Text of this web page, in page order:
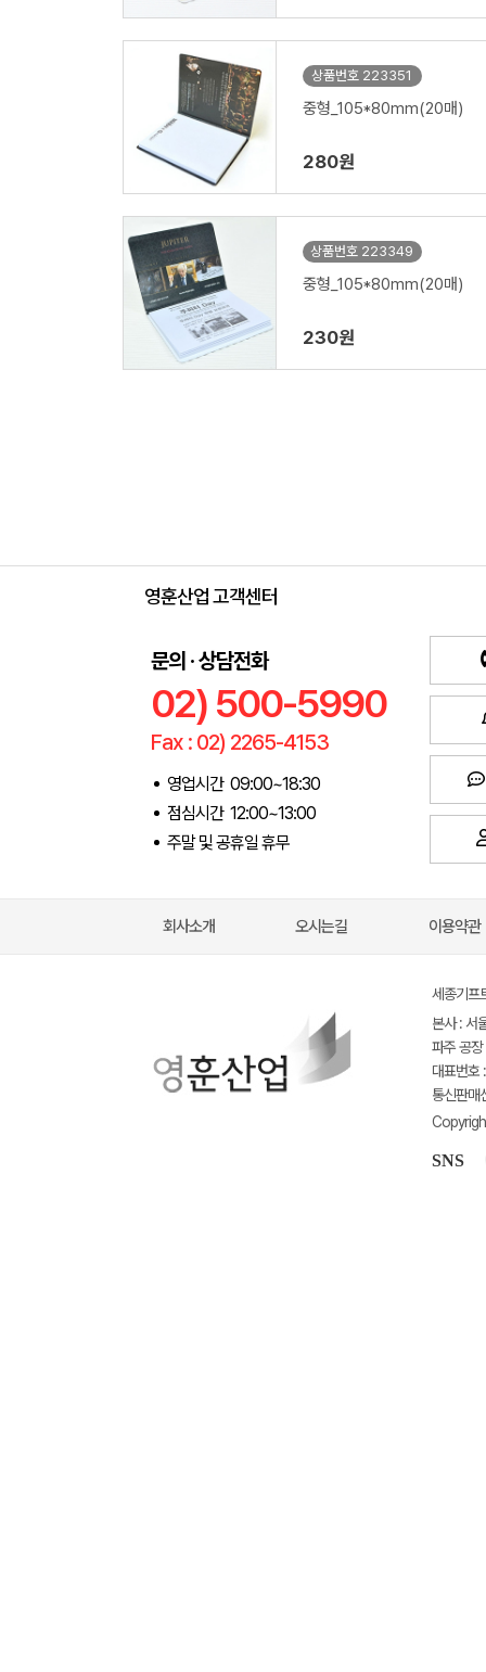
상품번호 223351
중형_105*80mm(20매)
280원
상품번호 223349
중형_105*80mm(20매)
230원
영훈산업 고객센터
문의 · 상담전화
02) 500-5990
Fax : 02) 2265-4153
영업시간 09:00~18:30
점심시간 12:00~13:00
주말 및 공휴일 휴무
회사소개 오시는길 이용약관
세종기
본사 : 서
파주 공
대표번
통신판
SNS